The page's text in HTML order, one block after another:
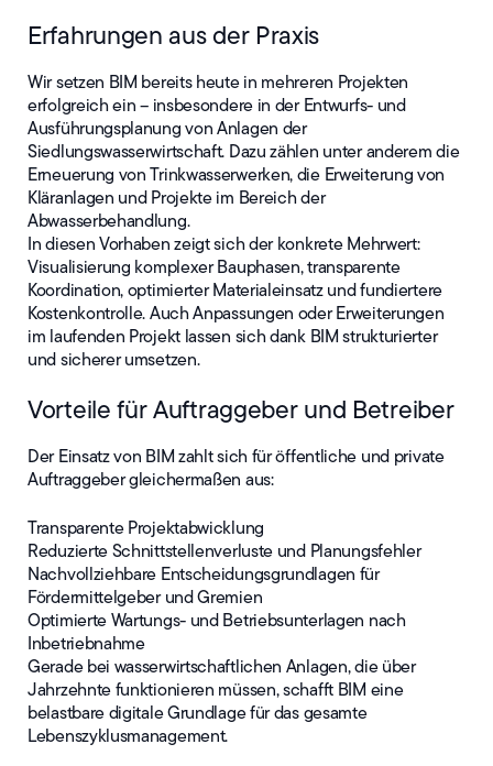
Erfahrungen aus der Praxis
Wir setzen BIM bereits heute in mehreren Projekten
erfolgreich ein – insbesondere in der Entwurfs- und
Ausführungsplanung von Anlagen der
Siedlungswasserwirtschaft. Dazu zählen unter anderem die
Erneuerung von Trinkwasserwerken, die Erweiterung von
Kläranlagen und Projekte im Bereich der
Abwasserbehandlung.
In diesen Vorhaben zeigt sich der konkrete Mehrwert:
Visualisierung komplexer Bauphasen, transparente
Koordination, optimierter Materialeinsatz und fundiertere
Kostenkontrolle. Auch Anpassungen oder Erweiterungen
im laufenden Projekt lassen sich dank BIM strukturierter
und sicherer umsetzen.
Vorteile für Auftraggeber und Betreiber
Der Einsatz von BIM zahlt sich für öffentliche und private
Auftraggeber gleichermaßen aus:
Transparente Projektabwicklung
Reduzierte Schnittstellenverluste und Planungsfehler
Nachvollziehbare Entscheidungsgrundlagen für
Fördermittelgeber und Gremien
Optimierte Wartungs- und Betriebsunterlagen nach
Inbetriebnahme
Gerade bei wasserwirtschaftlichen Anlagen, die über
Jahrzehnte funktionieren müssen, schafft BIM eine
belastbare digitale Grundlage für das gesamte
Lebenszyklusmanagement.